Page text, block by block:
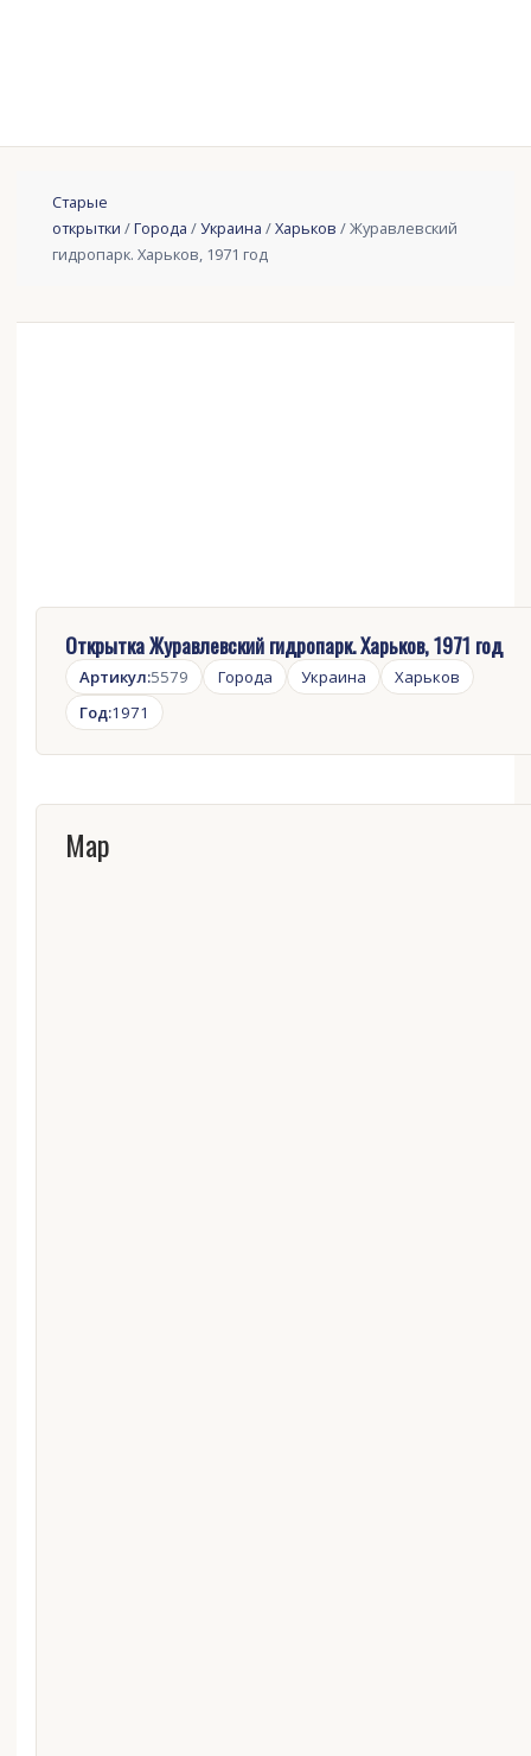
Старые
открытки /Города /Украина /Харьков / Журавлевский
гидропарк. Харьков, 1971 год
Открытка Журавлевский гидропарк. Харьков, 1971 год
Артикул:5579 Города Украина
Харьков
Год:1971
Map